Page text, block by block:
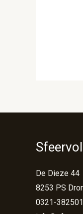
De Dieze 44
8253 PS
0321-382501